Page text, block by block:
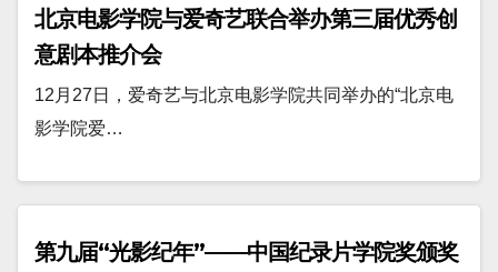
北京电影学院与爱奇艺联合举办第三届优秀创
意剧本推介会
12月27日，爱奇艺与北京电影学院共同举办的“北京电
影学院爱…
第九届“光影纪年”——中国纪录片学院奖颁奖